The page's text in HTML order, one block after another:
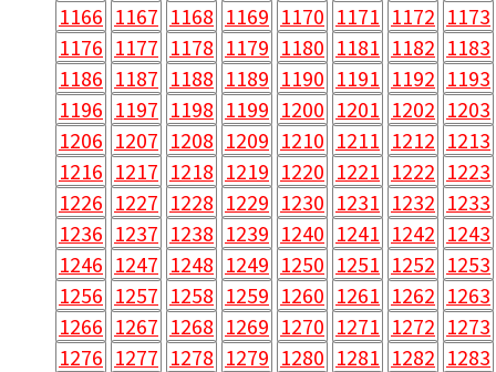
1166 1167 1168 1169 1170 1171 1172 1173
1176 1177 1178 1179 1180 1181 1182 1183
1186 1187 1188 1189 1190 1191 1192 1193
1196 1197 1198 1199 1200 1201 1202 1203
1206 1207 1208 1209 1210 1211 1212 1213
1216 1217 1218 1219 1220 1221 1222 1223
1226 1227 1228 1229 1230 1231 1232 1233
1236 1237 1238 1239 1240 1241 1242 1243
1246 1247 1248 1249 1250 1251 1252 1253
1256 1257 1258 1259 1260 1261 1262 1263
1266 1267 1268 1269 1270 1271 1272 1273
1276 1277 1278 1279 1280 1281 1282 1283